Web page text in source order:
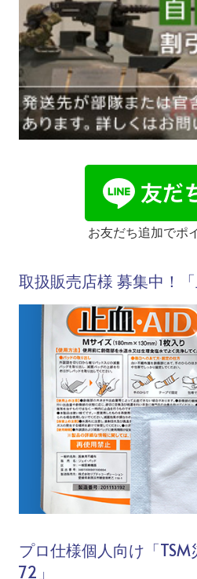
お友だち追加でポ
取扱販売店様 募集中！
プロ仕様個人向け「TSM
72」